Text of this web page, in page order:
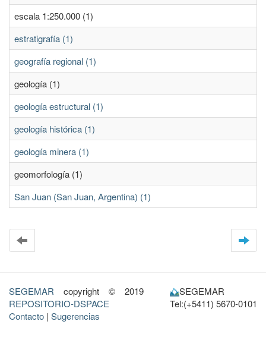
escala 1:250.000 (1)
estratigrafía (1)
geografía regional (1)
geología (1)
geología estructural (1)
geología histórica (1)
geología minera (1)
geomorfología (1)
San Juan (San Juan, Argentina) (1)
SEGEMAR copyright © 2019
REPOSITORIO-DSPACE
Contacto | Sugerencias
SEGEMAR
Tel:(+5411) 5670-0101